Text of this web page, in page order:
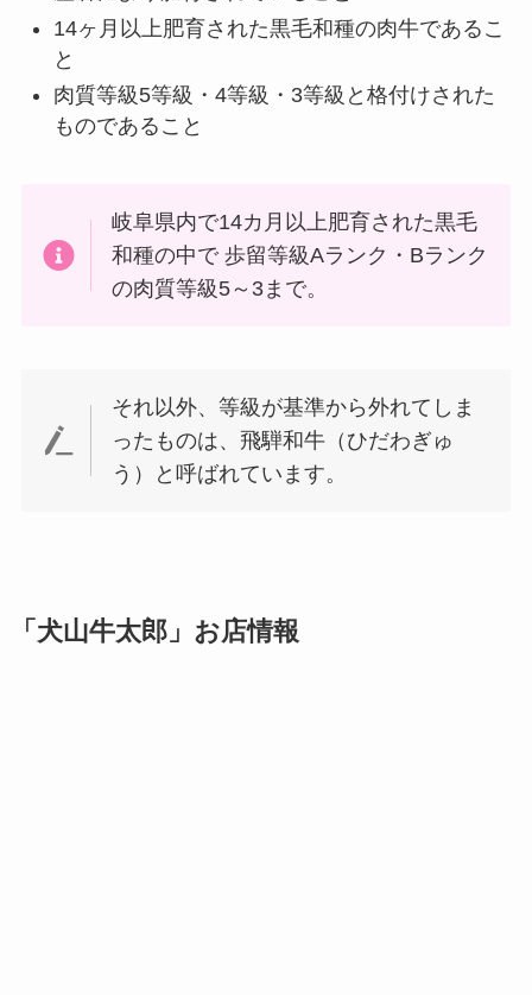
14ヶ月以上肥育された黒毛和種の肉牛であるこ
と
肉質等級5等級・4等級・3等級と格付けされた
ものであること
岐阜県内で14カ月以上肥育された黒毛
和種の中で 歩留等級Aランク・Bランク
の肉質等級5～3まで。
それ以外、等級が基準から外れてしま
ったものは、飛騨和牛（ひだわぎゅ
う）と呼ばれています。
「犬山牛太郎」お店情報